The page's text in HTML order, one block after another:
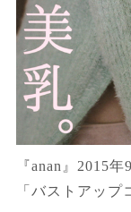
『anan 』 2015年9
「バストアップ